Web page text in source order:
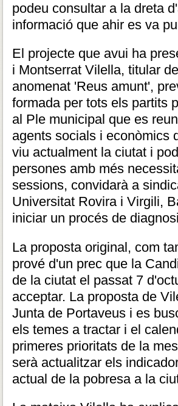
podeu consultar a la dreta
informació que ahir es va
El projecte que avui ha
i Montserrat Vilella, titular
anomenat 'Reus amunt',
formada per tots els partits
al Ple municipal que es
agents socials i econòmics
viu actualment la ciutat i
persones amb més
sessions, convidarà a
Universitat Rovira i Virgili,
iniciar un procés de
La proposta original, com
prové d'un prec que la
de la ciutat el passat 7
acceptar. La proposta de
Junta de Portaveus i es
els temes a tractar i el
primeres prioritats de la
serà actualitzar els
actual de la pobresa a la